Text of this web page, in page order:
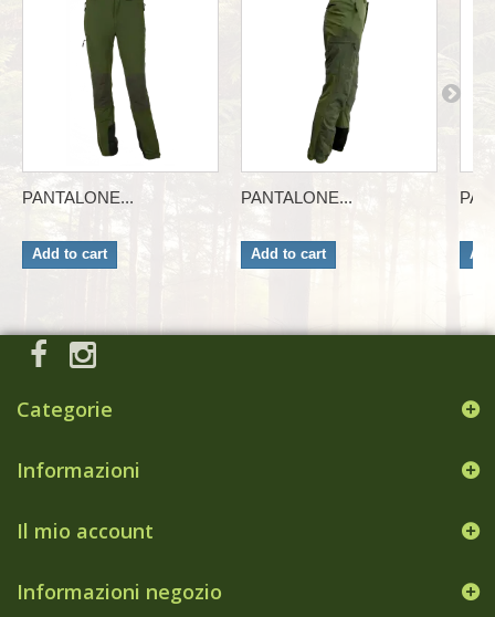
PANTALONE...
Add to cart
PANTALONE...
Add to cart
Categorie
Informazioni
Il mio account
Informazioni negozio